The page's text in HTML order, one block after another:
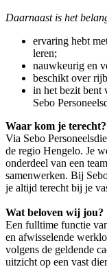
Daarnaast is het
ervaring hebt
leren;
nauwkeurig en
beschikt over
in het bezit bent
Sebo
Waar kom je terecht?
Via Sebo
de regio Hengelo. Je
onderdeel van een
samenwerken. Bij
je altijd terecht bij je
Wat beloven wij jou?
Een fulltime functie
en afwisselende
volgens de geldende
uitzicht op een vast